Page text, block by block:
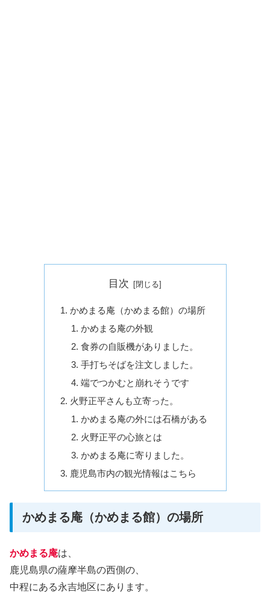
目次
かめまる庵（かめまる館）の場所
かめまる庵の外観
食券の自販機がありました。
手打ちそばを注文しました。
端でつかむと崩れそうです
火野正平さんも立寄った。
かめまる庵の外には石橋がある
火野正平の心旅とは
かめまる庵に寄りました。
鹿児島市内の観光情報はこちら
かめまる庵（かめまる館）の場所
かめまる庵は、
鹿児島県の薩摩半島の西側の、
中程にある永吉地区にあります。